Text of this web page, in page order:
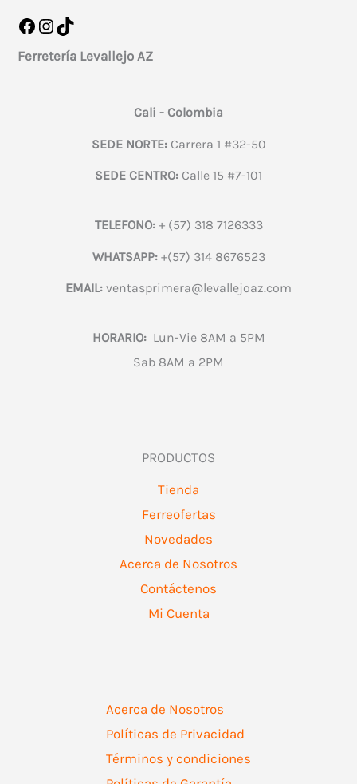
Facebook
Instagram
TikTok
Ferretería Levallejo AZ
Cali - Colombia
SEDE NORTE:Carrera 1 #32-50
SEDE CENTRO: Calle 15 #7-101
TELEFONO:+ (57) 318 7126333
WHATSAPP:+(57) 314 8676523
EMAIL: ventasprimera@levallejoaz.com
HORARIO:Lun-Vie 8AM a 5PM
Sab 8AM a 2PM
PRODUCTOS
Tienda
Ferreofertas
Novedades
Acerca de Nosotros
Contáctenos
Mi Cuenta
Acerca de Nosotros
Políticas de Privacidad
Términos y condiciones